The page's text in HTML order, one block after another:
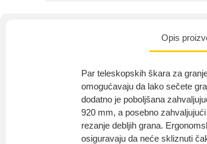
Opis
Par teleskopskih škara za
omogućavaju da lako sečete
dodatno je poboljšana
920 mm, a posebno
rezanje debljih grana.
osiguravaju da neće skliznuti